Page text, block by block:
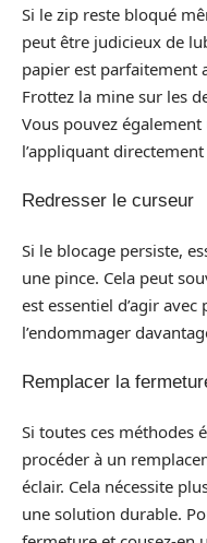
Si le zip reste bloqué
peut être judicieux de
papier est parfaitement
Frottez la mine sur les
Vous pouvez
l’appliquant
Redresser le curseur
Si le blocage persiste,
une pince. Cela peut
est essentiel d’agir
l’endommager
Remplacer la
Si toutes ces méthodes
procéder à un
éclair. Cela nécessite
une solution durable.